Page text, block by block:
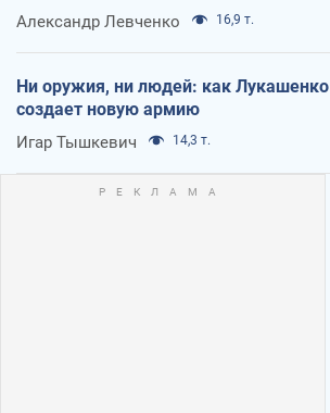
Александр Левченко 16,9 т.
Ни оружия, ни людей: как Лукашенко
создает новую армию
Игар Тышкевич 14,3 т.